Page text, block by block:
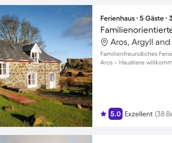
Ferienhaus ∙ 5 Gäste
Aros, Argyll
Familienfreundliches
Aros – Haustiere
5.0 Exzellent (38